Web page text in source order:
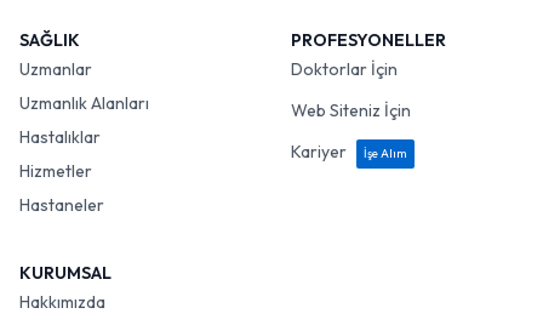
SAĞLIK
Uzmanlar
Uzmanlık Alanları
Hastalıklar
Hizmetler
Hastaneler
PROFESYONELLER
Doktorlar İçin
Web Siteniz İçin
Kariyer
İşe Alım
KURUMSAL
Hakkımızda